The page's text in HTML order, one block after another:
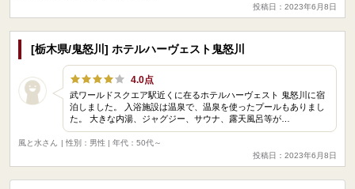
投稿日：2023年6月8日
[栃木県/鬼怒川] ホテルハーヴェスト鬼怒川
4.0点
武ワールドスクエア駅近くに在るホテルハーヴェスト 鬼怒川に宿
泊しました。 入浴施設は温泉で、温泉を使ったプールもありまし
た。 大きな内湯、ジャグジー、サウナ、露天風呂等が…
風と水さん
| 性別：男性 | 年代：50代～
投稿日：2023年6月8日